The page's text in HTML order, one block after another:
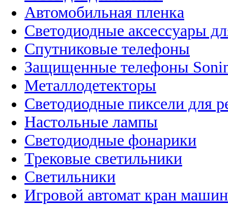
Автомобильная пленка
Светодиодные аксессуары
Спутниковые телефоны
Защищенные телефоны
Металлодетекторы
Светодиодные пиксели для
Настольные лампы
Светодиодные фонарики
Трековые светильники
Светильники
Игровой автомат кран